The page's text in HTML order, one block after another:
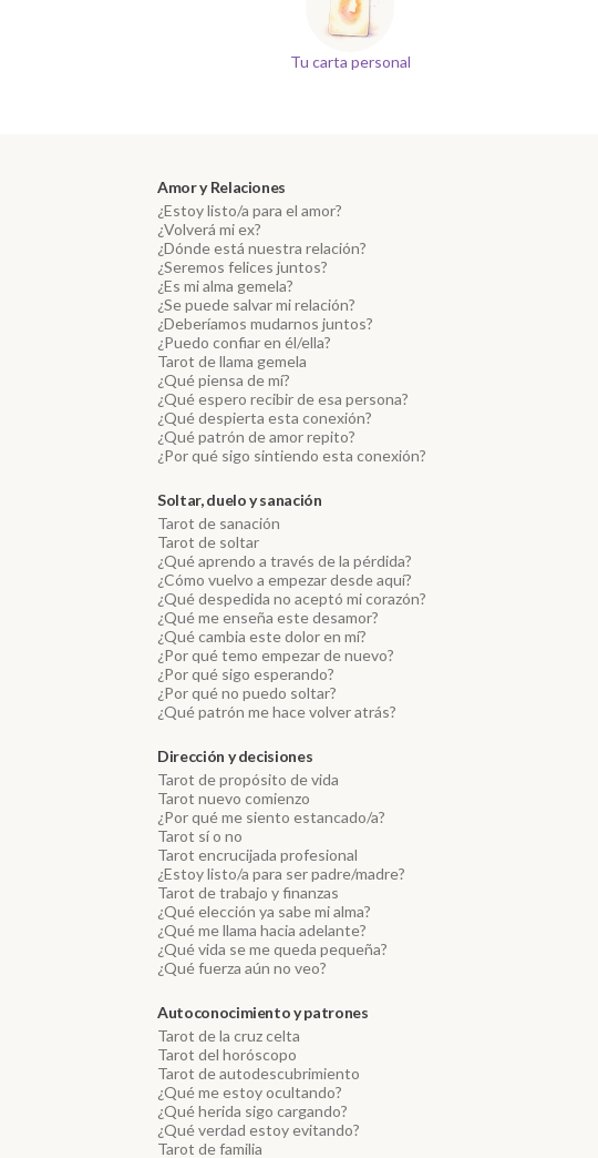
Tu carta personal
Amor y Relaciones
¿Estoy listo/a para el amor?
¿Volverá mi ex?
¿Dónde está nuestra relación?
¿Seremos felices juntos?
¿Es mi alma gemela?
¿Se puede salvar mi relación?
¿Deberíamos mudarnos juntos?
¿Puedo confiar en él/ella?
Tarot de llama gemela
¿Qué piensa de mí?
¿Qué espero recibir de esa persona?
¿Qué despierta esta conexión?
¿Qué patrón de amor repito?
¿Por qué sigo sintiendo esta conexión?
Soltar, duelo y sanación
Tarot de sanación
Tarot de soltar
¿Qué aprendo a través de la pérdida?
¿Cómo vuelvo a empezar desde aquí?
¿Qué despedida no aceptó mi corazón?
¿Qué me enseña este desamor?
¿Qué cambia este dolor en mí?
¿Por qué temo empezar de nuevo?
¿Por qué sigo esperando?
¿Por qué no puedo soltar?
¿Qué patrón me hace volver atrás?
Dirección y decisiones
Tarot de propósito de vida
Tarot nuevo comienzo
¿Por qué me siento estancado/a?
Tarot sí o no
Tarot encrucijada profesional
¿Estoy listo/a para ser padre/madre?
Tarot de trabajo y finanzas
¿Qué elección ya sabe mi alma?
¿Qué me llama hacia adelante?
¿Qué vida se me queda pequeña?
¿Qué fuerza aún no veo?
Autoconocimiento y patrones
Tarot de la cruz celta
Tarot del horóscopo
Tarot de autodescubrimiento
¿Qué me estoy ocultando?
¿Qué herida sigo cargando?
¿Qué verdad estoy evitando?
Tarot de familia